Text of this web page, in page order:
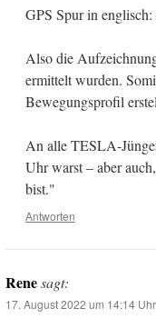
GPS Spur in
Also die
ermittelt wurden.
Bewegungsprofil
An alle TESLA-
Uhr warst – aber
bist."
Antworten
Renesagt:
17. August 2022 um 14:14 Uhr